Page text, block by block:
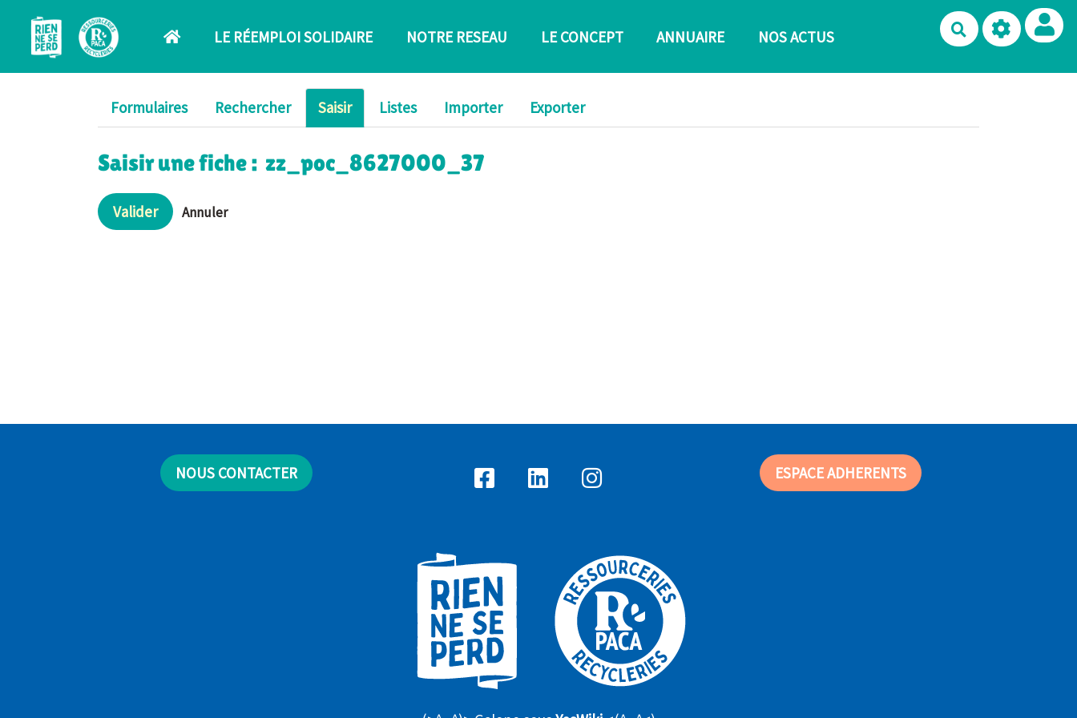
Aller au contenu principal
LE RÉEMPLOI SOLIDAIRE
NOTRE RESEAU LE CONCEPT ANNUAIRE NOS ACTUS Rechercher
Formulaires Rechercher Saisir Listes Importer Exporter
Saisir une fiche : zz_poc_8627000_37
Valider Annuler
NOUS CONTACTER ESPACE ADHERENTS